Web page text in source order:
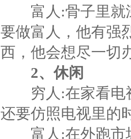
富人:骨子里就
要做富人，他有强
西，他会想尽一切
2、休闲
穷人:在家看电
还要仿照电视里的
富人:在外跑市